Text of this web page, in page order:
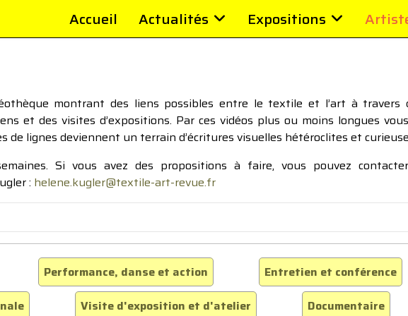
Accueil Actualités Expositions
montrant des liens possibles entre le textile et l’art à travers
et des visites d’expositions. Par ces vidéos plus ou moins longues
de lignes deviennent un terrain d’écritures visuelles hétéroclites et
Si vous avez des propositions à faire, vous pouvez
: helene.kugler@textile-art-revue.fr
Performance, danse et action
Entretien et conférence
Visite d'exposition et d'atelier Documentaire